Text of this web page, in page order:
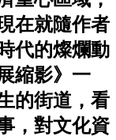
在就隨作者
代的燦爛動
縮影》一
的街道，看
，對文化資